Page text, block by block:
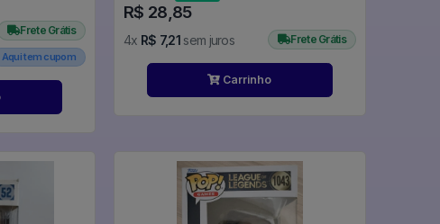
Frete Grátis
Aqui tem cupom
R$ 28,85
4x R$ 7,21 sem juros Frete Grátis
Carrinho